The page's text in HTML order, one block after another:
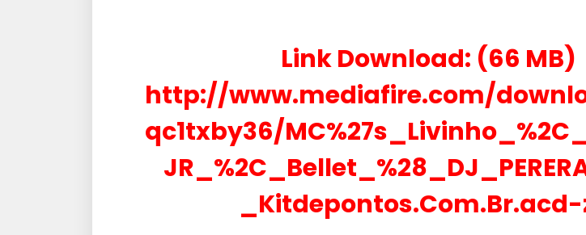
Link Download: (66 MB)
http://www.mediafire.com/
qc1txby36/